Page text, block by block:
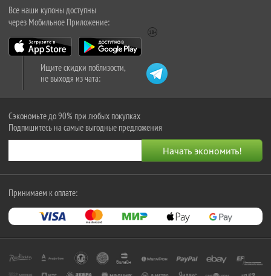
Все наши купоны доступны
через Мобильное Приложение:
Ищите скидки поблизости,
не выходя из чата:
Сэкономьте до 90% при любых покупках
Подпишитесь на самые выгодные предложения
Принимаем к оплате: